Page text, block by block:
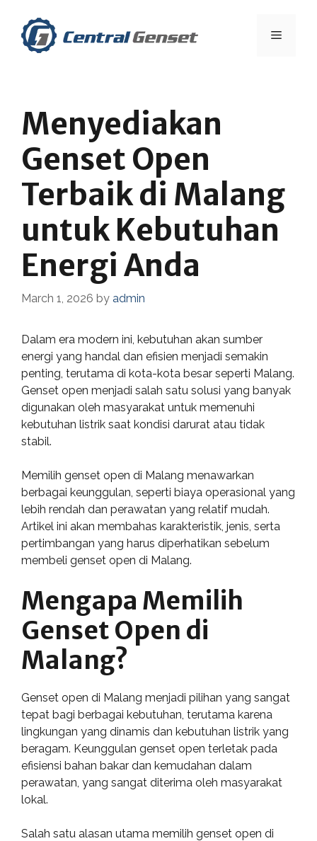
content
Menu
Menyediakan
Genset Open
Terbaik di Malang
untuk Kebutuhan
Energi Anda
March 1, 2026 by admin
Dalam era modern ini, kebutuhan akan sumber
energi yang handal dan efisien menjadi semakin
penting, terutama di kota-kota besar seperti Malang.
Genset open menjadi salah satu solusi yang banyak
digunakan oleh masyarakat untuk memenuhi
kebutuhan listrik saat kondisi darurat atau tidak
stabil.
Memilih genset open di Malang menawarkan
berbagai keunggulan, seperti biaya operasional yang
lebih rendah dan perawatan yang relatif mudah.
Artikel ini akan membahas karakteristik, jenis, serta
pertimbangan yang harus diperhatikan sebelum
membeli genset open di Malang.
Mengapa Memilih
Genset Open di
Malang?
Genset open di Malang menjadi pilihan yang sangat
tepat bagi berbagai kebutuhan, terutama karena
lingkungan yang dinamis dan kebutuhan listrik yang
beragam. Keunggulan genset open terletak pada
efisiensi bahan bakar dan kemudahan dalam
perawatan, yang sangat diterima oleh masyarakat
lokal.
Salah satu alasan utama memilih genset open di